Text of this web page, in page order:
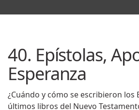
40. Epístolas,
Esperanza
¿Cuándo y cómo se escribieron los
últimos libros del Nuevo